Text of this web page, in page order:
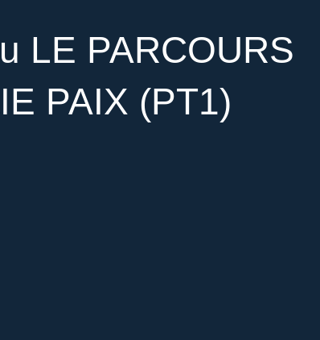
LE PARCOURS
PAIX (PT1)